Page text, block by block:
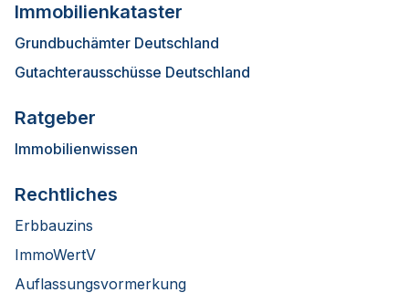
Immobilienkataster
Grundbuchämter Deutschland
Gutachterausschüsse Deutschland
Ratgeber
Immobilienwissen
Rechtliches
Erbbauzins
ImmoWertV
Auflassungsvormerkung